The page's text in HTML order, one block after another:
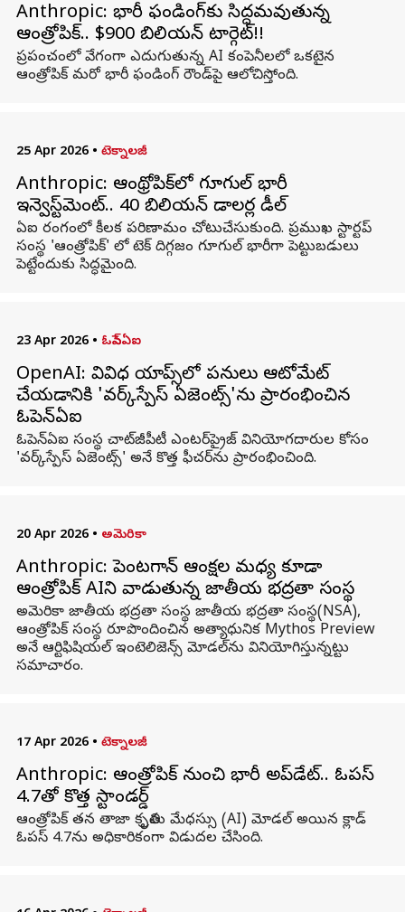
Anthropic: భారీ ఫండింగ్‌కు సిద్ధమవుతున్న
ఆంత్రోపిక్.. $900 బిలియన్ టార్గెట్!!
ప్రపంచంలో వేగంగా ఎదుగుతున్న AI కంపెనీలలో ఒకటైన
ఆంత్రోపిక్ మరో భారీ ఫండింగ్ రౌండ్‌పై ఆలోచిస్తోంది.
25 Apr 2026 • టెక్నాలజీ
Anthropic: ఆంథ్రోపిక్‌లో గూగుల్‌ భారీ
ఇన్వెస్ట్‌మెంట్.. 40 బిలియన్ డాలర్ల డీల్
ఏఐ రంగంలో కీలక పరిణామం చోటుచేసుకుంది. ప్రముఖ స్టార్టప్
సంస్థ 'ఆంత్రోపిక్' లో టెక్‌ దిగ్గజం గూగుల్ భారీగా పెట్టుబడులు
పెట్టేందుకు సిద్ధమైంది.
23 Apr 2026 • ఓపెన్ఏఐ
OpenAI: వివిధ యాప్స్‌లో పనులు ఆటోమేట్
చేయడానికి 'వర్క్‌స్పేస్ ఏజెంట్స్'ను ప్రారంభించిన
ఓపెన్‌ఏఐ
ఓపెన్‌ఏఐ సంస్థ చాట్‌జీపీటీ ఎంటర్‌ప్రైజ్ వినియోగదారుల కోసం
'వర్క్‌స్పేస్ ఏజెంట్స్' అనే కొత్త ఫీచర్‌ను ప్రారంభించింది.
20 Apr 2026 • అమెరికా
Anthropic: పెంటగాన్ ఆంక్షల మధ్య కూడా
ఆంత్రోపిక్ AIని వాడుతున్న జాతీయ భద్రతా సంస్థ
అమెరికా జాతీయ భద్రతా సంస్థ జాతీయ భద్రతా సంస్థ(NSA),
ఆంత్రోపిక్ సంస్థ రూపొందించిన అత్యాధునిక Mythos Preview
అనే ఆర్టిఫిషియల్ ఇంటెలిజెన్స్ మోడల్‌ను వినియోగిస్తున్నట్టు
సమాచారం.
17 Apr 2026 • టెక్నాలజీ
Anthropic: ఆంత్రోపిక్ నుంచి భారీ అప్‌డేట్.. ఓపస్
4.7తో కొత్త స్టాండర్డ్
ఆంత్రోపిక్ తన తాజా కృత్రిమ మేధస్సు (AI) మోడల్ అయిన క్లాడ్
ఓపస్ 4.7ను అధికారికంగా విడుదల చేసింది.